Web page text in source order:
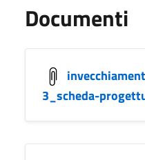
Documenti
3_scheda-